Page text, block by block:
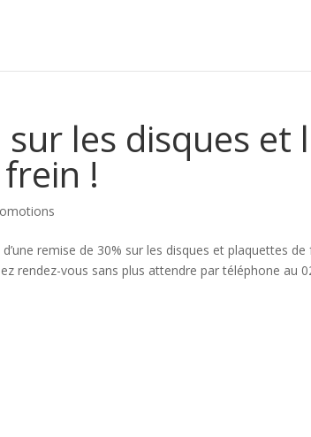
les disques et
!
remise de 30% sur les disques et plaquettes
rendez-vous sans plus attendre par téléphone au